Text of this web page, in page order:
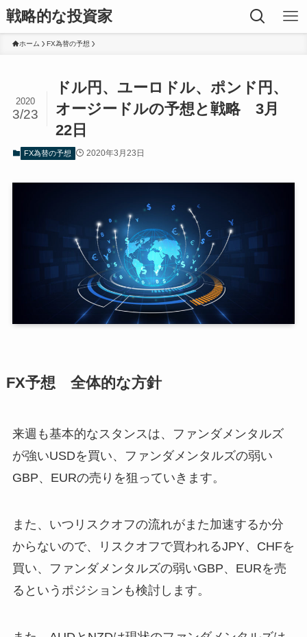
戦略的な投資家
ホーム FX為替の予想
ドル円、ユーロドル、ポンド円、
オージードルの予想と戦略 3月
22日
2020
3/23
FX為替の予想 2020年3月23日
FX予想 全体的な方針
来週も基本的なスタンスは、ファンダメンタルズ
が強いUSDを買い、ファンダメンタルズの弱い
GBP、EURの売りを狙っていきます。
また、いつリスクオフの流れがまた加速するか分
からないので、リスクオフで買われるJPY、CHFを
買い、ファンダメンタルズの弱いGBP、EURを売
るというポジションも検討します。